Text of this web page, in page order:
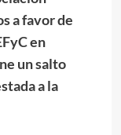
a favor de
en
un salto
a la